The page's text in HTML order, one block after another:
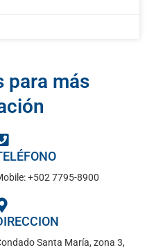
para más
+502 7795-8900
Santa María, zona 3,